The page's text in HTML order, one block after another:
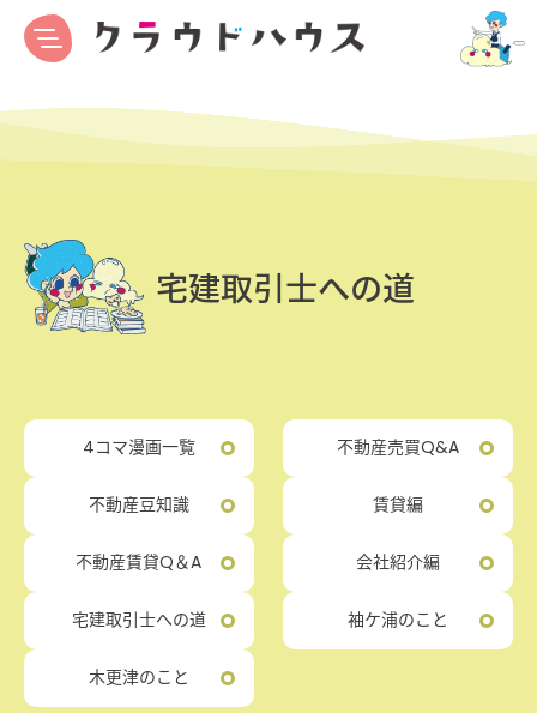
宅建取引士への道
4コマ漫画一覧 不動産売買Q&A
不動産豆知識 賃貸編
不動産賃貸Q＆A 会社紹介編
宅建取引士への道 袖ケ浦のこと
木更津のこと